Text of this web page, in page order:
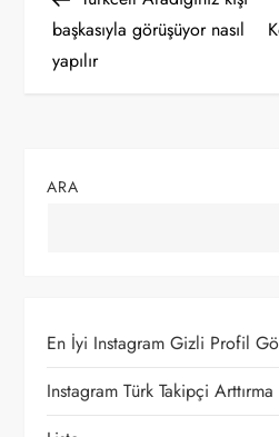
a
z
g
i
n
başkasıyla görüşüyor nasıl
yapılır
ARA
En İyi Instagram Gizli Profil
Instagram Türk Takipçi